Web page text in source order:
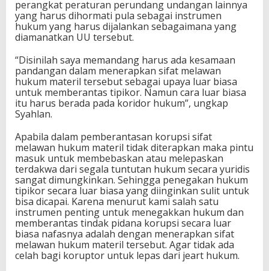
perangkat peraturan perundang undangan lainnya
yang harus dihormati pula sebagai instrumen
hukum yang harus dijalankan sebagaimana yang
diamanatkan UU tersebut.
“Disinilah saya memandang harus ada kesamaan
pandangan dalam menerapkan sifat melawan
hukum materil tersebut sebagai upaya luar biasa
untuk memberantas tipikor. Namun cara luar biasa
itu harus berada pada koridor hukum”, ungkap
Syahlan.
Apabila dalam pemberantasan korupsi sifat
melawan hukum materil tidak diterapkan maka pintu
masuk untuk membebaskan atau melepaskan
terdakwa dari segala tuntutan hukum secara yuridis
sangat dimungkinkan. Sehingga penegakan hukum
tipikor secara luar biasa yang diinginkan sulit untuk
bisa dicapai. Karena menurut kami salah satu
instrumen penting untuk menegakkan hukum dan
memberantas tindak pidana korupsi secara luar
biasa nafasnya adalah dengan menerapkan sifat
melawan hukum materil tersebut. Agar tidak ada
celah bagi koruptor untuk lepas dari jeart hukum.